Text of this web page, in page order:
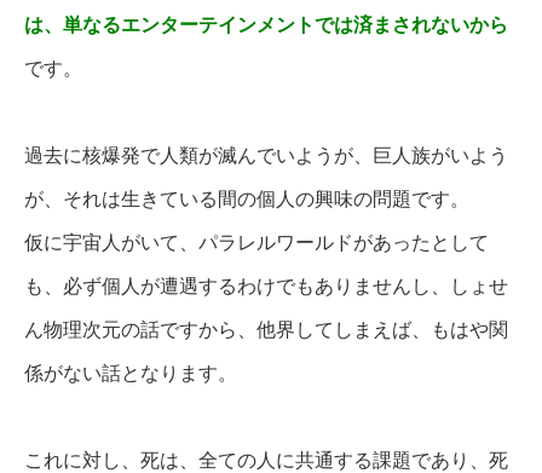
は、単なるエンターテインメントでは済まされないから
です。
過去に核爆発で人類が滅んでいようが、巨人族がいよう
が、それは生きている間の個人の興味の問題です。
仮に宇宙人がいて、パラレルワールドがあったとして
も、必ず個人が遭遇するわけでもありませんし、しょせ
ん物理次元の話ですから、他界してしまえば、もはや関
係がない話となります。
これに対し、死は、全ての人に共通する課題であり、死